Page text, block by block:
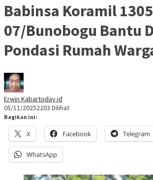
Babinsa Koramil
07/Bunobogu Bantu
Pondasi Rumah
Erwin Kabartoday.id
05/11/20252203 Dilihat
Bagikan ini:
X Facebook Telegram
WhatsApp